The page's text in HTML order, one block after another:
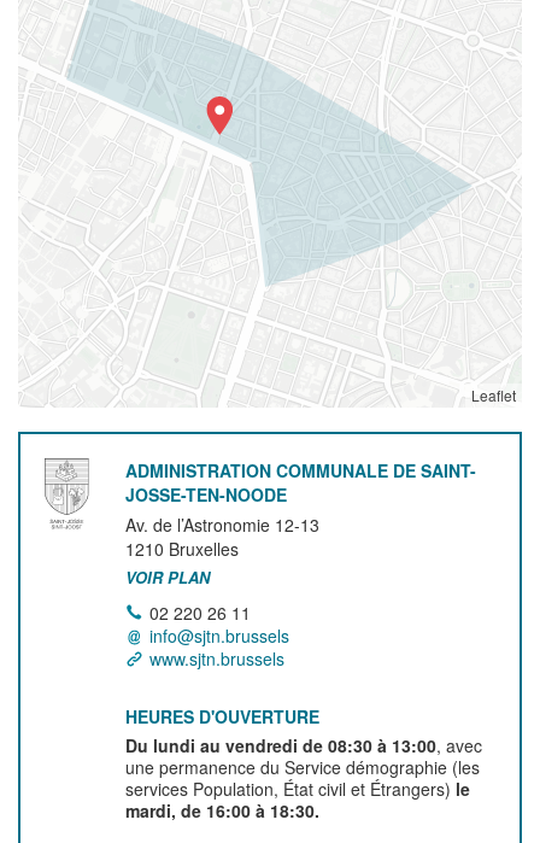
Leaflet
ADMINISTRATION COMMUNALE DE SAINT-
JOSSE-TEN-NOODE
Av. de l’Astronomie 12-13
1210 Bruxelles
VOIR PLAN
02 220 26 11
info@sjtn.brussels
www.sjtn.brussels
HEURES D'OUVERTURE
Du lundi au vendredi de 08:30 à 13:00, avec
une permanence du Service démographie (les
services Population, État civil et Étrangers) le
mardi, de 16:00 à 18:30.